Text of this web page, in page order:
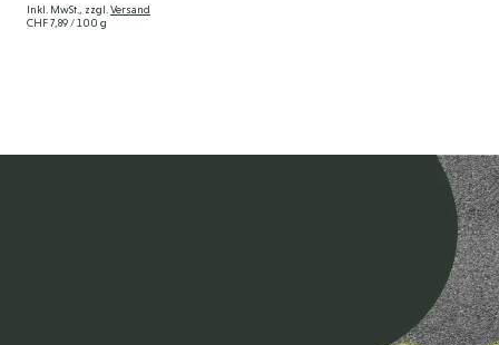
Inkl. MwSt., zzgl. Versand
CHF 7,89 / 100 g